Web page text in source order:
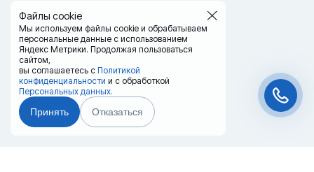
Файлы cookie
Мы используем файлы cookie и обрабатываем
персональные данные с использованием
Яндекс Метрики. Продолжая пользоваться
сайтом,
вы соглашаетесь с Политикой
конфиденциальности и с обработкой
Персональных данных.
Принять Отказаться